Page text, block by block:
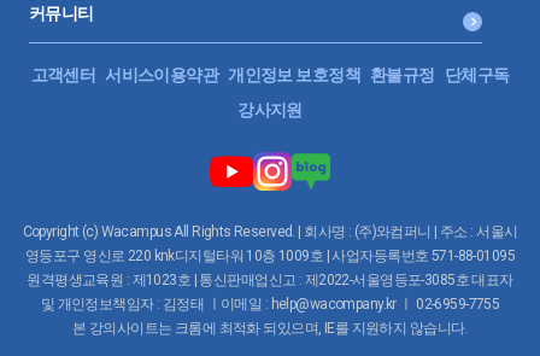
커뮤니티
고객센터 서비스이용약관 개인정보 보호정책 환불규정
단체구독
강사지원
Copyright (c) Wacampus All Rights Reserved. | 회사명 : (주)와컴퍼니 | 주소 : 서울시
영등포구 영신로 220 knk디지털타워 10층 1009호 | 사업자등록번호 571-88-01095
원격평생교육원 : 제1023호 | 통신판매업신고 : 제2022-서울영등포-3085호 대표자
및 개인정보책임자 : 김정태 ㅣ이메일 : help@wacompany.kr ㅣ 02-6959-7755
본 강의사이트는 크롬에 최적화 되있으며, IE를 지원하지 않습니다.